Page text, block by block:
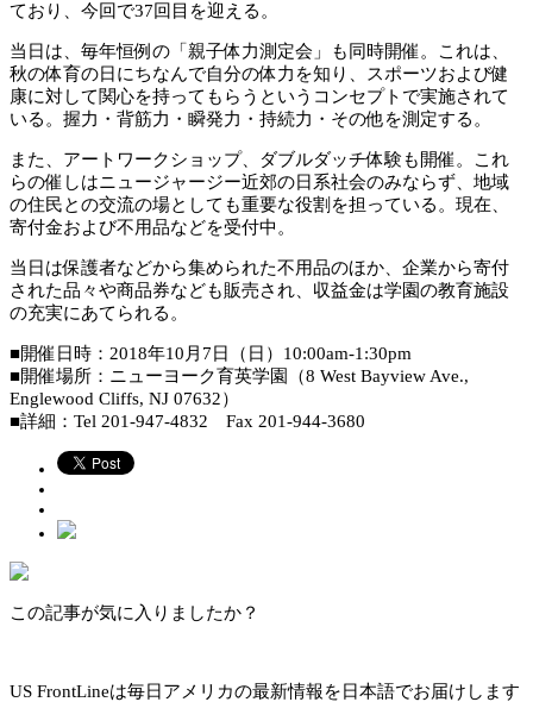
ており、今回で37回目を迎える。
当日は、毎年恒例の「親子体力測定会」も同時開催。これは、
秋の体育の日にちなんで自分の体力を知り、スポーツおよび健
康に対して関心を持ってもらうというコンセプトで実施されて
いる。握力・背筋力・瞬発力・持続力・その他を測定する。
また、アートワークショップ、ダブルダッチ体験も開催。これ
らの催しはニュージャージー近郊の日系社会のみならず、地域
の住民との交流の場としても重要な役割を担っている。現在、
寄付金および不用品などを受付中。
当日は保護者などから集められた不用品のほか、企業から寄付
された品々や商品券なども販売され、収益金は学園の教育施設
の充実にあてられる。
■開催日時：2018年10月7日（日）10:00am-1:30pm
■開催場所：ニューヨーク育英学園（8 West Bayview Ave.,
Englewood Cliffs, NJ 07632）
■詳細：Tel 201-947-4832 Fax 201-944-3680
この記事が気に入りましたか？
US FrontLineは毎日アメリカの最新情報を日本語でお届けします